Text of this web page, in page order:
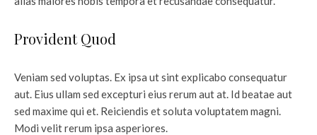
Provident Quod
Veniam sed voluptas. Ex ipsa ut sint explicabo consequatur
aut. Eius ullam sed excepturi eius rerum aut at. Id beatae aut
sed maxime qui et. Reiciendis et soluta voluptatem magni.
Modi velit rerum ipsa asperiores.